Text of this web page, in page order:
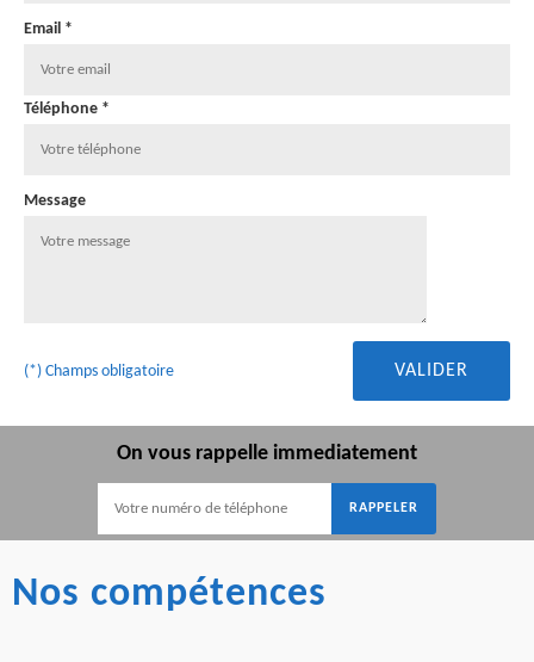
Email *
Téléphone *
Message
(*) Champs obligatoire
On vous rappelle immediatement
Nos compétences